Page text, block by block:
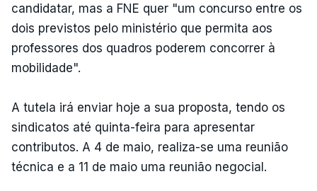
candidatar, mas a FNE quer "um concurso entre os
dois previstos pelo ministério que permita aos
professores dos quadros poderem concorrer à
mobilidade".
A tutela irá enviar hoje a sua proposta, tendo os
sindicatos até quinta-feira para apresentar
contributos. A 4 de maio, realiza-se uma reunião
técnica e a 11 de maio uma reunião negocial.